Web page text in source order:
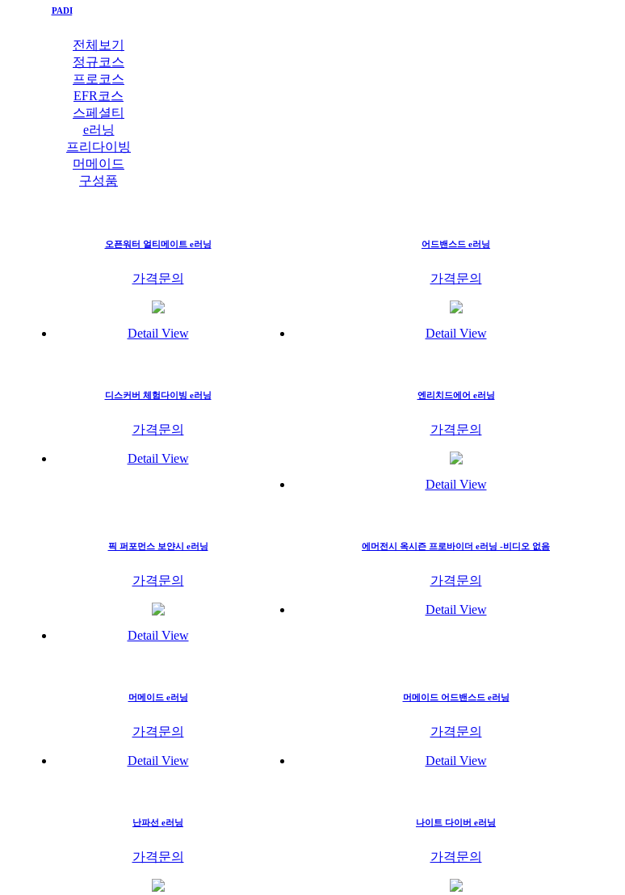
PADIPADI 교재
전체보기
정규코스
프로코스
EFR코스
스페셜티
e러닝
프리다이빙
머메이드
구성품
오픈워터 얼티메이트 e러닝
가격문의
Detail View
어드밴스드 e러닝
가격문의
Detail View
디스커버 체험다이빙 e러닝
가격문의
Detail View
엔리치드에어 e러닝
가격문의
Detail View
픽 퍼포먼스 보얀시 e러닝
가격문의
Detail View
에머전시 옥시즌 프로바이더 e러닝 -비디오 없음
가격문의
Detail View
머메이드 e러닝
가격문의
Detail View
머메이드 어드밴스드 e러닝
가격문의
Detail View
난파선 e러닝
가격문의
나이트 다이버 e러닝
가격문의